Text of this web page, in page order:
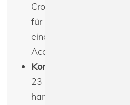
Crossbody-Tasche
für den täglichen
einen Stadtbummel
Accessoire.
Kompakte Maße
23 x 3,5 x 16 cm
handlich und einfach